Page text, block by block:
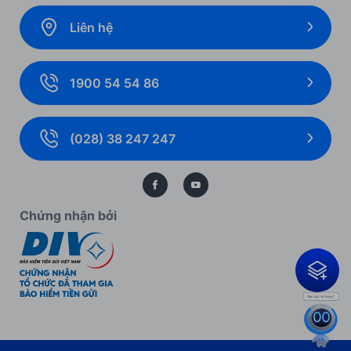
Gói giải pháp
Ngoại hối và Thị trường tài chính
Giải pháp thanh toán
Thẻ doanh nghiệp
Bảo lãnh
Ưu đãi khách hàng cá nhân
Ưu đãi cho Ngân hàng số
Ưu đãi khách hàng doanh nghiệp
Biểu mẫu, biểu phí cá nhân
Biểu mẫu, biểu phí doanh nghiệp
Kiến thức ngân hàng
Bảo vệ dữ liệu cá nhân
Liên hệ
1900 54 54 86
(028) 38 247 247
Chứng nhận bởi